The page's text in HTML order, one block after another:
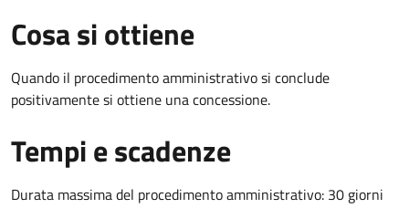
Cosa si ottiene
Quando il procedimento amministrativo si conclude
positivamente si ottiene una concessione.
Tempi e scadenze
Durata massima del procedimento amministrativo: 30 giorni